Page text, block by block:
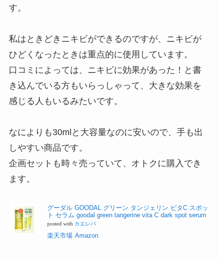
す。
私はときどきニキビができるのですが、ニキビが
ひどくなったときは重点的に使用しています。
口コミによっては、ニキビに効果があった！と書
き込んでいる方もいらっしゃって、大きな効果を
感じる人もいるみたいです。
なによりも30mlと大容量なのに安いので、手も出
しやすい商品です。
企画セットも時々売っていて、オトクに購入でき
ます。
グーダル GOODAL グリーン タンジェリン ビタC スポッ
ト セラム goodal green tangerine vita C dark spot serum
posted with カエレバ
楽天市場 Amazon